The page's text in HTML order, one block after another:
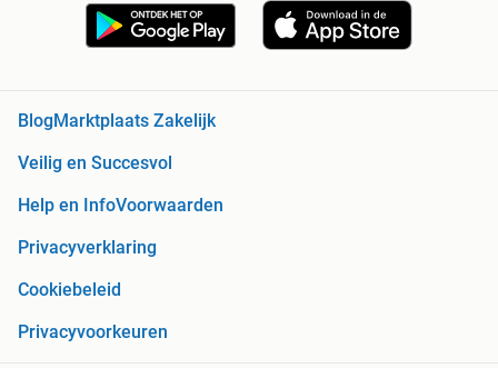
Blog Marktplaats Zakelijk
Veilig en Succesvol
Help en InfoVoorwaarden
Privacyverklaring
Cookiebeleid
Privacyvoorkeuren